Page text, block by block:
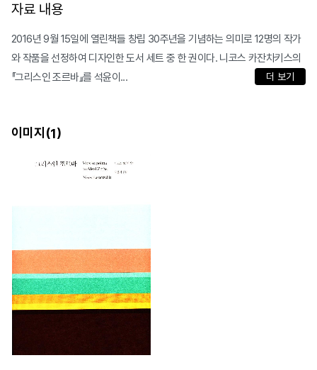
자료 내용
2016년 9월 15일에 열린책들 창립 30주년을 기념하는 의미로 12명의 작가
와 작품을 선정하여 디자인한 도서 세트 중 한 권이다. 니코스 카잔차키스의
『그리스인 조르바』를 석윤이...
더 보기
이미지(1)